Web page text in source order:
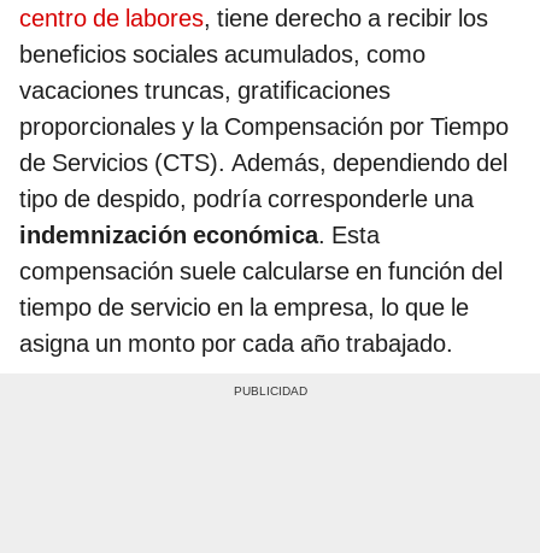
centro de labores, tiene derecho a recibir los
beneficios sociales acumulados, como
vacaciones truncas, gratificaciones
proporcionales y la Compensación por Tiempo
de Servicios (CTS). Además, dependiendo del
tipo de despido, podría corresponderle una
indemnización económica. Esta
compensación suele calcularse en función del
tiempo de servicio en la empresa, lo que le
asigna un monto por cada año trabajado.